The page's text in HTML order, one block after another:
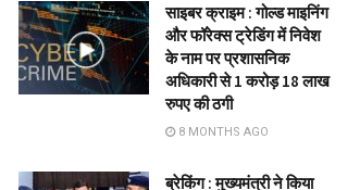
साइबर क्राइम : गोल्ड माइनिंग
और फॉरेक्स ट्रेडिंग में निवेश
के नाम पर प्रशासनिक
अधिकारी से 1 करोड़ 18 लाख
रुपए की ठगी
8 MONTHS AGO
ब्रेकिंग : मुख्यमंत्री ने किया